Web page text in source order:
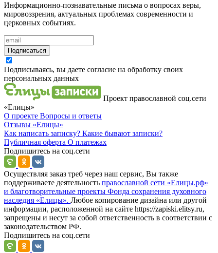
Информационно-познавательные письма о вопросах веры,
мировоззрения, актуальных проблемах современности и
церковных событиях.
Подписаться
Подписываясь, вы даете согласие на обработку своих
персональных данных
Проект православной соц.сети
«Елицы»
О проекте Вопросы и ответы
Отзывы «Елицы»
Как написать записку? Какие бывают записки?
Публичная оферта О платежах
Подпишитесь на соц.сети
Осуществляя заказ треб через наш сервис, Вы также
поддерживаете деятельность православной сети «Елицы.рф»
и благотворительные проекты Фонда сохранения духовного
наследия «Елицы». Любое копирование дизайна или другой
информации, расположенной на сайте https://zapiski.elitsy.ru,
запрещены и несут за собой ответственность в соответствии с
законодательством РФ.
Подпишитесь на соц.сети